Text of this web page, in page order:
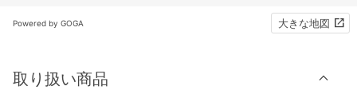
Powered by GOGA 大きな地図
取り扱い商品